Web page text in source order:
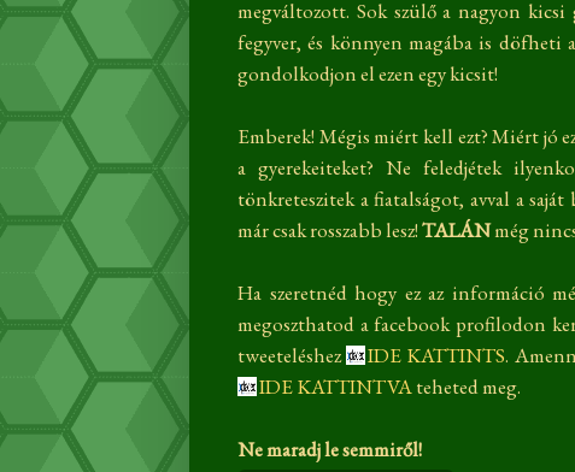
megváltozott. Sok szülő a nagyon kicsi
fegyver, és könnyen magába is döfheti
gondolkodjon el ezen egy kicsit!
Emberek! Mégis miért kell ezt? Miért
a gyerekeiteket? Ne feledjétek
tönkreteszitek a fiatalságot, avval a
már csak rosszabb lesz!TALÁNmég
Ha szeretnéd hogy ez az információ
megoszthatod a facebook profilodon
tweeteléshez
IDE KATTINTS.
IDE KATTINTVAteheted meg.
Ne maradj le semmiről!